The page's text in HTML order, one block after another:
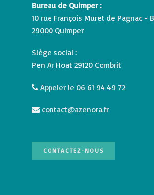
Bureau de Quimper :
10 rue François Muret de Pagnac -
29000 Quimper
Siège social :
Pen Ar Hoat 29120 Combrit
Appeler le 06 61 94 49 72
contact@azenora.fr
CONTACTEZ-NOUS